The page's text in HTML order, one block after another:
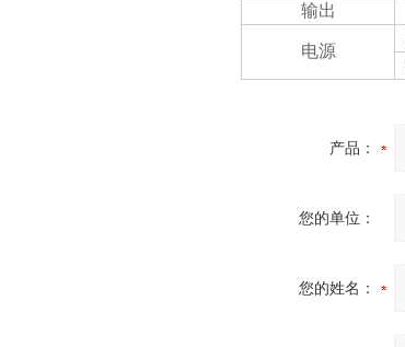
输出
电源
产品：
您的单位：
您的姓名：